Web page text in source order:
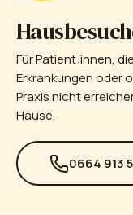
Für Patient:innen,
Erkrankungen oder
Praxis nicht
Hause.
0664 913